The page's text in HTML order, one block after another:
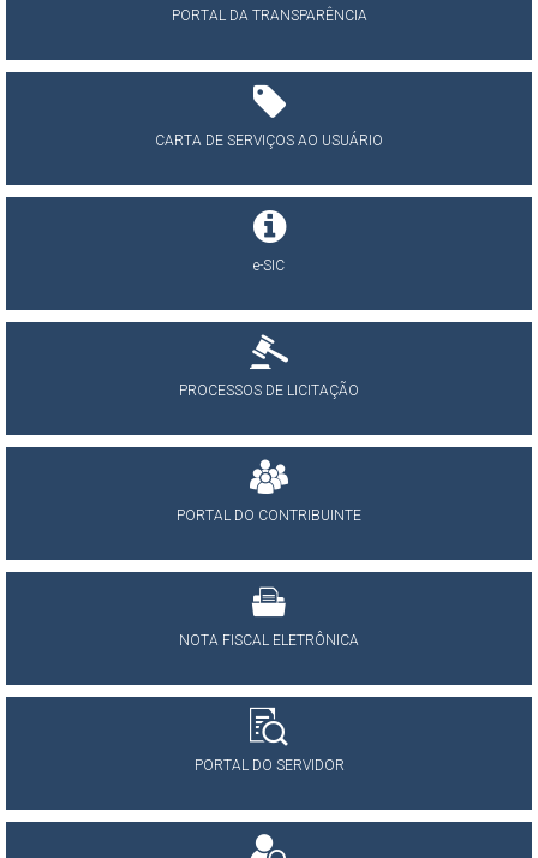
PORTAL DA TRANSPARÊNCIA
CARTA DE SERVIÇOS AO USUÁRIO
e-SIC
PROCESSOS DE LICITAÇÃO
PORTAL DO CONTRIBUINTE
NOTA FISCAL ELETRÔNICA
PORTAL DO SERVIDOR